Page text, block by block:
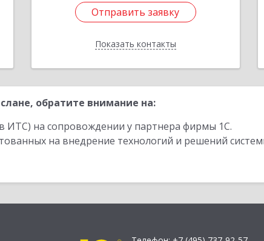
Отправить заявку
Показать контакты
Отправить заявку
Назад
обратите внимание на:
ИТС) на сопровождении у партнера фирмы 1С.
на внедрение технологий и решений